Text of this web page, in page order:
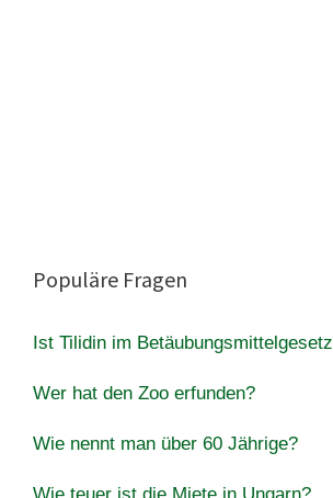
Populäre Fragen
Ist Tilidin im
Wer hat den Zoo erfunden?
Wie nennt man über 60 Jährige?
Wie teuer ist die Miete in Ungarn?